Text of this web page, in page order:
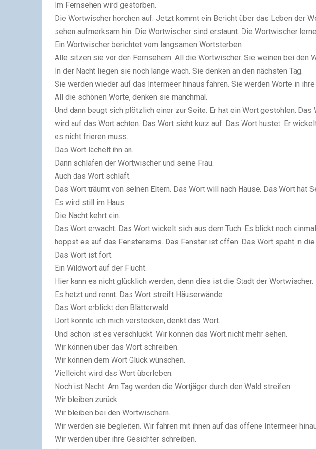
Im Fernsehen wird gestorben.
Die Wortwischer horchen auf. Jetzt kommt ein Bericht über das Leben der
sehen aufmerksam hin. Die Wortwischer sind erstaunt. Die Wortwischer
Ein Wortwischer berichtet vom langsamen Wortsterben.
Alle sitzen sie vor den Fernsehern. All die Wortwischer. Sie weinen bei den
In der Nacht liegen sie noch lange wach. Sie denken an den nächsten Tag.
Sie werden wieder auf das Intermeer hinaus fahren. Sie werden Worte in
All die schönen Worte, denken sie manchmal.
Und dann beugt sich plötzlich einer zur Seite. Er hat ein Wort gestohlen. Das
wird auf das Wort achten. Das Wort sieht kurz auf. Das Wort hustet. Er
es nicht frieren muss.
Das Wort lächelt ihn an.
Dann schlafen der Wortwischer und seine Frau.
Auch das Wort schläft.
Das Wort träumt von seinen Eltern. Das Wort will nach Hause. Das Wort hat
Es wird still im Haus.
Die Nacht kehrt ein.
Das Wort erwacht. Das Wort wickelt sich aus dem Tuch. Es blickt noch
hoppst es auf das Fenstersims. Das Fenster ist offen. Das Wort späht in die
Das Wort ist fort.
Ein Wildwort auf der Flucht.
Hier kann es nicht glücklich werden, denn dies ist die Stadt der Wortwischer.
Es hetzt und rennt. Das Wort streift Häuserwände.
Das Wort erblickt den Blätterwald.
Dort könnte ich mich verstecken, denkt das Wort.
Und schon ist es verschluckt. Wir können das Wort nicht mehr sehen.
Wir können über das Wort schreiben.
Wir können dem Wort Glück wünschen.
Vielleicht wird das Wort überleben.
Noch ist Nacht. Am Tag werden die Wortjäger durch den Wald streifen.
Wir bleiben zurück.
Wir bleiben bei den Wortwischern.
Wir werden sie begleiten. Wir fahren mit ihnen auf das offene Intermeer
Wir werden über ihre Gesichter schreiben.